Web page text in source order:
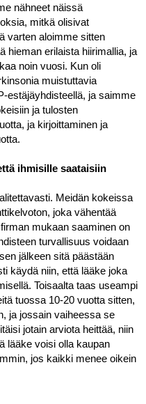
nähneet näissä
mitkä olisivat
varten aloimme sitten
hieman erilaista hiirimallia, ja
noin vuosi. Kun oli
muistuttavia
estäjäyhdisteellä, ja saimme
ja tulosten
ja kirjoittaminen ja
ihmisille saataisiin
Meidän kokeissa
joka vähentää
mukaan saaminen on
turvallisuus voidaan
jälkeen sitä päästään
käydä niin, että lääke joka
Toisaalta taas useampi
tuossa 10-20 vuotta sitten,
ja jossain vaiheessa se
jotain arviota heittää, niin
lääke voisi olla kaupan
jos kaikki menee oikein